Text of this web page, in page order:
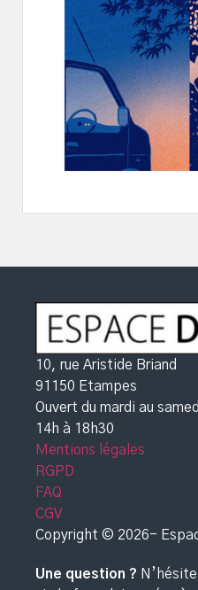
10, rue Aristide Briand
91150 Etampes
Ouvert du mardi au
14h à 18h30
Mentions légales
RGPD
FAQ
CGV
Copyright © 2026-
Une question ?